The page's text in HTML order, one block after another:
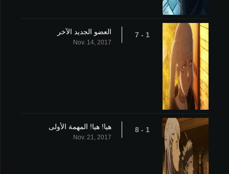
1 - 7 العضو الجديد الآخر
Nov. 14, 2017
1 - 8 هيا! هيا! المهمة الأولى
Nov. 21, 2017